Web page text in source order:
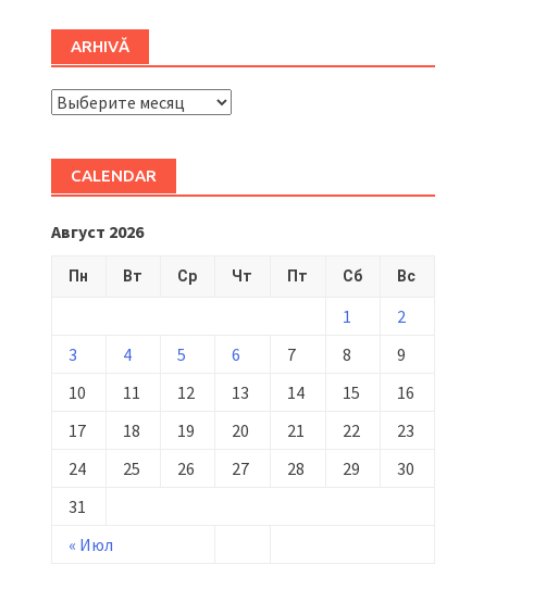
ARHIVĂ
ARHIVĂ
CALENDAR
Август 2026
Пн Вт Ср Чт Пт Сб Вс
« Июл
1
2
3
4 5 6 7 8
9
10
11 12 13 14 15
16
17
18 19 20 21 22
23
24
25 26 27 28 29
30
31